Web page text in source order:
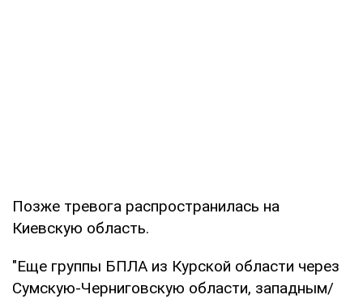
Позже тревога распространилась на
Киевскую область.
"Еще группы БПЛА из Курской области через
Сумскую-Черниговскую области, западным/